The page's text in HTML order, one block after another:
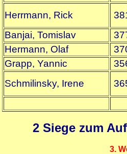
Herrmann, Rick
Banjai, Tomislav
Hermann, Olaf
Grapp, Yannic
Schmilinsky, Irene
2 Siege zum
3.